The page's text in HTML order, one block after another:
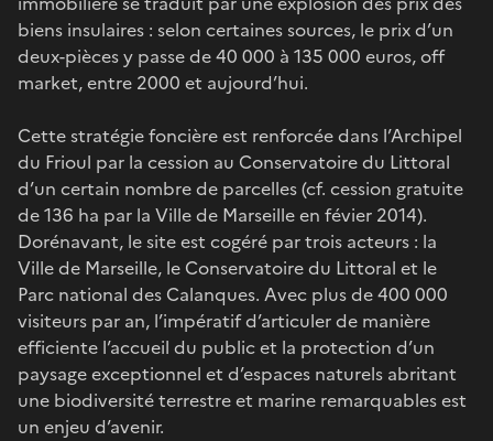
biens insulaires : selon certaines sources, le prix d’un
deux-pièces y passe de 40 000 à 135 000 euros, off
market, entre 2000 et aujourd’hui.
Cette stratégie foncière est renforcée dans l’Archipel
du Frioul par la cession au Conservatoire du Littoral
d’un certain nombre de parcelles (cf. cession gratuite
de 136 ha par la Ville de Marseille en févier 2014).
Dorénavant, le site est cogéré par trois acteurs : la
Ville de Marseille, le Conservatoire du Littoral et le
Parc national des Calanques. Avec plus de 400 000
visiteurs par an, l’impératif d’articuler de manière
efficiente l’accueil du public et la protection d’un
paysage exceptionnel et d’espaces naturels abritant
une biodiversité terrestre et marine remarquables est
un enjeu d’avenir.